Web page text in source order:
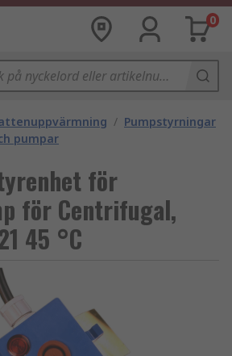
0
pumpar
/ Pumpstyrningar
för
för Centrifugal,
45 °C